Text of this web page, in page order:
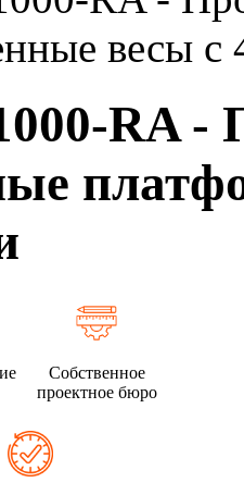
весы с
RA
Собственное
проектное бюро